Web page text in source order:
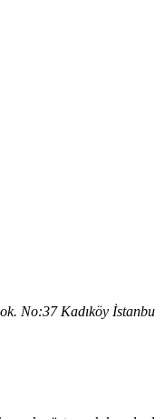
No:37 Kadıköy